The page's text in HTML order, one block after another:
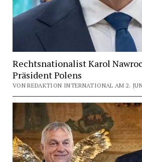
Rechtsnationalist Karol
Präsident Polens
VON REDAKTION INTERNATIONAL AM 2.